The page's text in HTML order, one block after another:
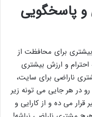
و پاسخگویی
برای محافظت از
احترام و ارزش بیشتری
ناراضی برای سایت،
در هر جایی می تونه زیر
می ده و از کارایی و